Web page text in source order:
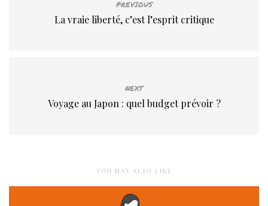
PREVIOUS
La vraie liberté, c’est l’esprit critique
NEXT
Voyage au Japon : quel budget prévoir ?
YOU MAY ALSO LIKE